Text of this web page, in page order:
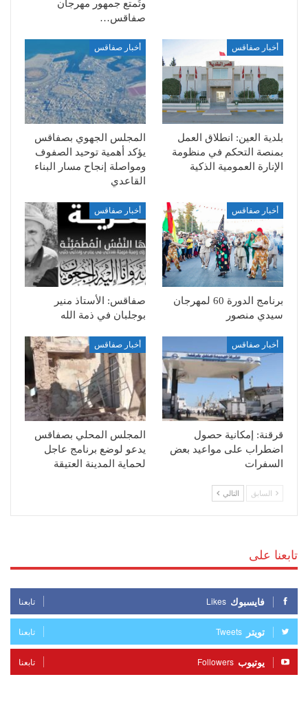
وتُمتع جمهور مهرجان
صفاقس…
أخبار صفاقس
بلدية العين: انطلاق العمل
بمنصة التحكم في منظومة
الإنارة العمومية الذكية
أخبار صفاقس
المجلس الجهوي بصفاقس
يؤكد أهمية توحيد الصفوف
ومواصلة إنجاح مسار البناء
القاعدي
أخبار صفاقس
برنامج الدورة 60 لمهرجان
سيدي منصور
أخبار صفاقس
صفاقس: الأستاذ منير
بوجلبان في ذمة الله
أخبار صفاقس
قرقنة: إمكانية حصول
اضطراب على مواعيد بعض
السفرات
أخبار صفاقس
المجلس المحلي بصفاقس
يدعو لوضع برنامج عاجل
لحماية المدينة العتيقة
السابق التالي
تابعنا على
فايسبوك Likes تابعنا
تويتر Tweets تابعنا
يوتيوب Followers تابعنا